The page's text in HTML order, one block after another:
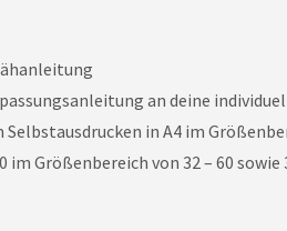
an deine
in A4 im
Größenbereich von 32 – 60 sowie